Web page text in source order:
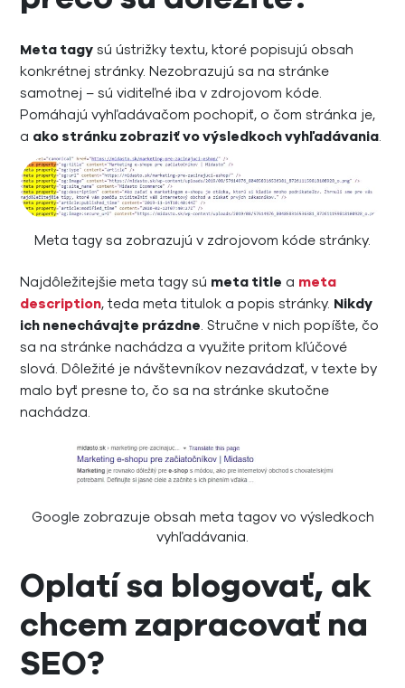
Meta tagy sú ústrižky textu, ktoré popisujú obsah
konkrétnej stránky. Nezobrazujú sa na stránke
samotnej – sú viditeľné iba v zdrojovom kóde.
Pomáhajú vyhľadávačom pochopiť, o čom stránka je,
a ako stránku zobraziť vo výsledkoch vyhľadávania.
Meta tagy sa zobrazujú v zdrojovom kóde stránky.
Najdôležitejšie meta tagy sú meta title a meta
description, teda meta titulok a popis stránky. Nikdy
ich nenechávajte prázdne. Stručne v nich popíšte, čo
sa na stránke nachádza a využite pritom kľúčové
slová. Dôležité je návštevníkov nezavádzať, v texte by
malo byť presne to, čo sa na stránke skutočne
nachádza.
Google zobrazuje obsah meta tagov vo výsledkoch
vyhľadávania.
Oplatí sa blogovať, ak
chcem zapracovať na
SEO?